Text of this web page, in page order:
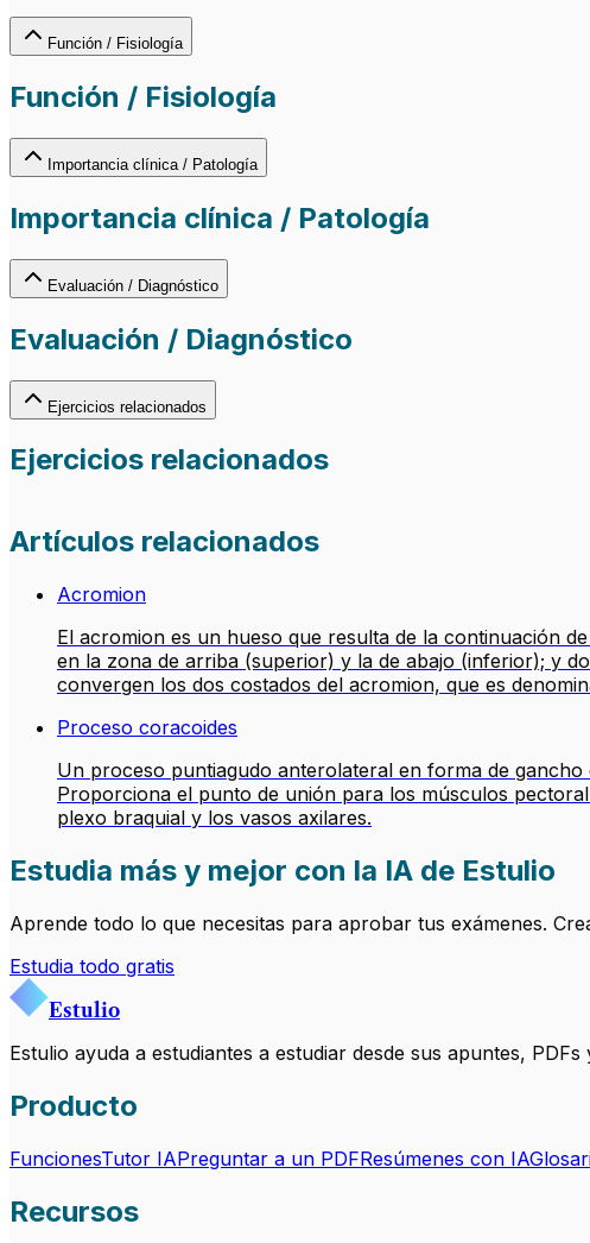
Función / Fisiología
Función / Fisiología
Importancia clínica / Patología
Importancia clínica / Patología
Evaluación / Diagnóstico
Evaluación / Diagnóstico
Ejercicios relacionados
Ejercicios relacionados
Artículos relacionados
Acromion
El acromion es un hueso que resulta de la continuación
en la zona de arriba (superior) y la de abajo (inferior); y
convergen los dos costados del acromion, que es
Proceso coracoides
Un proceso puntiagudo anterolateral en forma de
Proporciona el punto de unión para los músculos
plexo braquial y los vasos axilares.
Estudia más y mejor con la IA de Estulio
Aprende todo lo que necesitas para aprobar tus exámenes.
Estudia todo gratis
Estulio
Estulio ayuda a estudiantes a estudiar desde sus apuntes,
Producto
FuncionesTutor IAPreguntar a un PDFResúmenes con IA
Recursos